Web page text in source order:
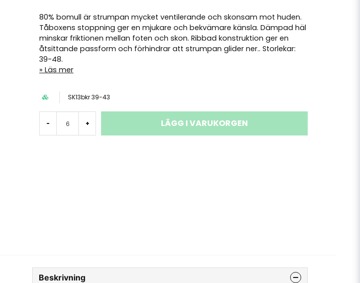
80% bomull är strumpan mycket ventilerande och skonsam mot huden.
Tåboxens stoppning ger en mjukare och bekvämare känsla. Dämpad häl
minskar friktionen mellan foten och skon. Ribbad konstruktion ger en
åtsittande passform och förhindrar att strumpan glider ner.. Storlekar:
39-48.
Läs mer
SK13bkr 39-43
- + LÄGG I VARUKORGEN
Beskrivning